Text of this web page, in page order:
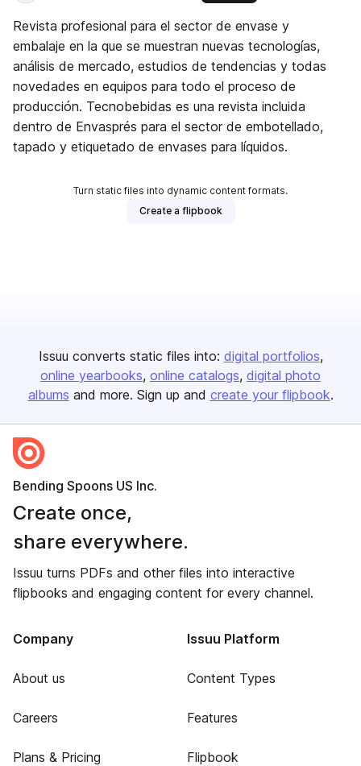
Revista profesional para el sector de envase y
embalaje en la que se muestran nuevas tecnologías,
análisis de mercado, estudios de tendencias y todas
novedades en equipos para todo el proceso de
producción. Tecnobebidas es una revista incluida
dentro de Envasprés para el sector de embotellado,
tapado y etiquetado de envases para líquidos.
Turn static files into dynamic content formats.
Create a flipbook
Issuu converts static files into: digital portfolios
online yearbooks online catalogs digital photo
albums and more. Sign up and create your flipbook.
Bending Spoons US Inc.
Create once,
share everywhere.
Issuu turns PDFs and other files into interactive
flipbooks and engaging content for every channel.
Company
About us
Careers
Plans & Pricing
Issuu Platform
Content Types
Features
Flipbook